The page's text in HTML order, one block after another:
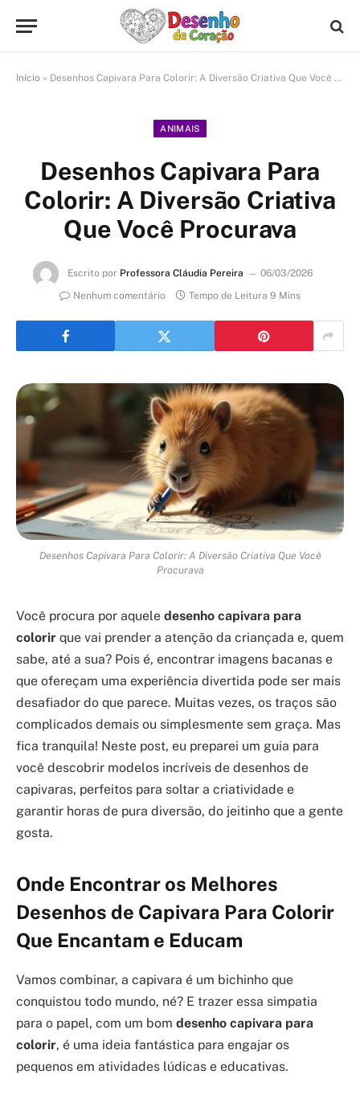
Início » Desenhos Capivara Para Colorir: A Diversão Criativa Que Você Procurava
ANIMAIS
Desenhos Capivara Para
Colorir: A Diversão Criativa
Que Você Procurava
Escrito por Professora Cláudia Pereira
06/03/2026
Nenhum comentário
Tempo de Leitura 9 Mins
Desenhos Capivara Para Colorir: A Diversão Criativa Que Você
Procurava
Você procura por aquele desenho capivara para
colorir que vai prender a atenção da criançada e, quem
sabe, até a sua? Pois é, encontrar imagens bacanas e
que ofereçam uma experiência divertida pode ser mais
desafiador do que parece. Muitas vezes, os traços são
complicados demais ou simplesmente sem graça. Mas
fica tranquila! Neste post, eu preparei um guia para
você descobrir modelos incríveis de desenhos de
capivaras, perfeitos para soltar a criatividade e
garantir horas de pura diversão, do jeitinho que a gente
gosta.
Onde Encontrar os Melhores
Desenhos de Capivara Para Colorir
Que Encantam e Educam
Vamos combinar, a capivara é um bichinho que
conquistou todo mundo, né? E trazer essa simpatia
para o papel, com um bom desenho capivara para
colorir, é uma ideia fantástica para engajar os
pequenos em atividades lúdicas e educativas.